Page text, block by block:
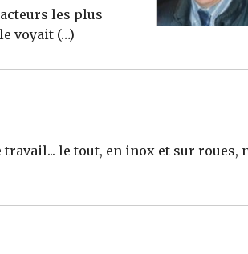
les plus
voyait (…)
le tout, en inox et sur roues,